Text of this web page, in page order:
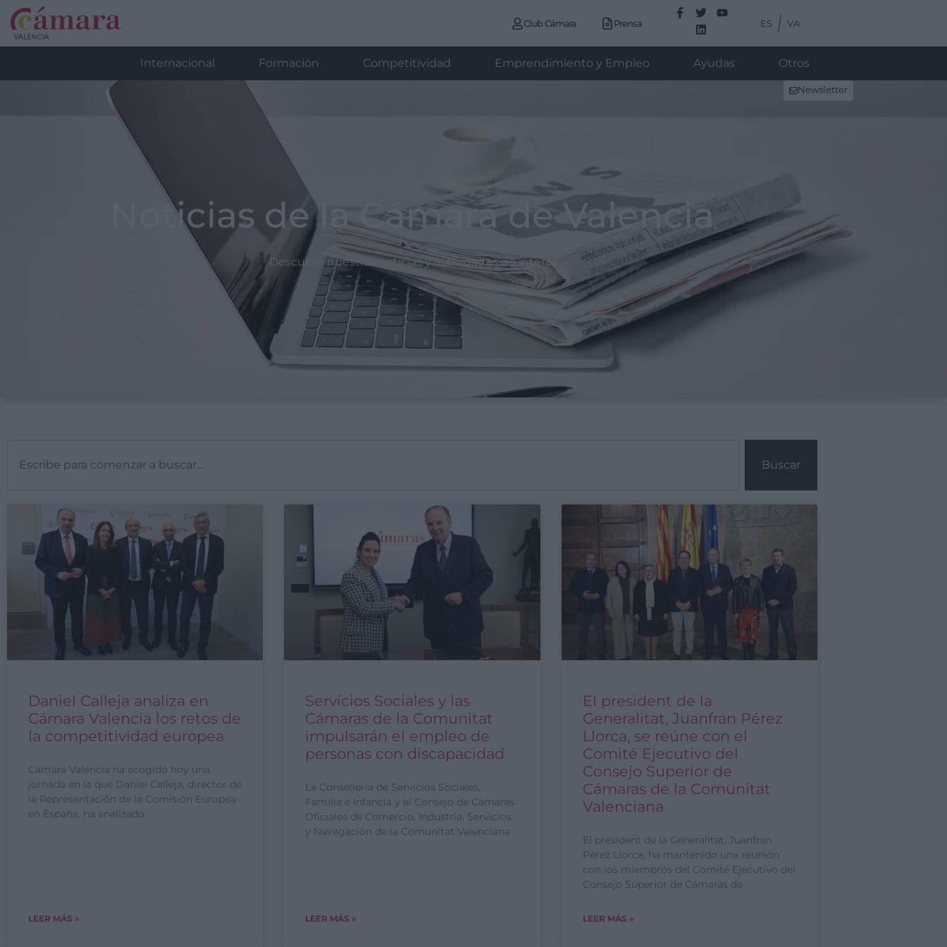
Club Cámara Prensa ES VA
Internacional Formación Competitividad Emprendimiento y Empleo Ayudas Otros
Newsletter
Noticias de la Cámara de Valencia
Descubre nuestras noticias y actividades de interés
Buscar
Daniel Calleja analiza en
Cámara Valencia los retos de
la competitividad europea
Cámara Valencia ha acogido hoy una
jornada en la que Daniel Calleja, director de
la Representación de la Comisión Europea
en España, ha analizado
LEER MÁS »
Servicios Sociales y las
Cámaras de la Comunitat
impulsarán el empleo de
personas con discapacidad
La Conselleria de Servicios Sociales,
Familia e Infancia y el Consejo de Cámaras
Oficiales de Comercio, Industria, Servicios
y Navegación de la Comunitat Valenciana
LEER MÁS »
El president de la
Generalitat, Juanfran Pérez
Llorca, se reúne con el
Comité Ejecutivo del
Consejo Superior de
Cámaras de la Comunitat
Valenciana
El president de la Generalitat, Juanfran
Pérez Llorca, ha mantenido una reunión
con los miembros del Comité Ejecutivo del
Consejo Superior de Cámaras de
LEER MÁS »